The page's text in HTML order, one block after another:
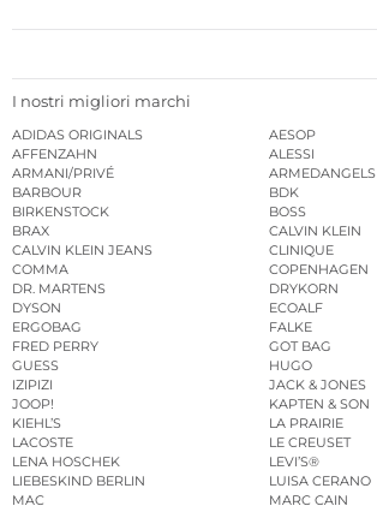
I nostri migliori marchi
ADIDAS ORIGINALS
AESOP
AFFENZAHN
ALESSI
ARMANI/PRIVÉ
ARMEDANGELS
BARBOUR
BDK
BIRKENSTOCK
BOSS
BRAX
CALVIN KLEIN
CALVIN KLEIN JEANS
CLINIQUE
COMMA
COPENHAGEN
DR. MARTENS
DRYKORN
DYSON
ECOALF
ERGOBAG
FALKE
FRED PERRY
GOT BAG
GUESS
HUGO
IZIPIZI
JACK & JONES
JOOP!
KAPTEN & SON
KIEHL’S
LA PRAIRIE
LACOSTE
LE CREUSET
LENA HOSCHEK
LEVI’S®
LIEBESKIND BERLIN
LUISA CERANO
MAC
MARC CAIN